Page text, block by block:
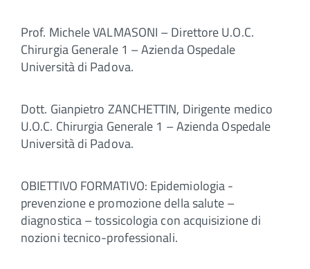
Prof. Michele VALMASONI – Direttore U.O.C.
Chirurgia Generale 1 – Azienda Ospedale
Università di Padova.
Dott. Gianpietro ZANCHETTIN, Dirigente medico
U.O.C. Chirurgia Generale 1 – Azienda Ospedale
Università di Padova.
OBIETTIVO FORMATIVO: Epidemiologia -
prevenzione e promozione della salute –
diagnostica – tossicologia con acquisizione di
nozioni tecnico-professionali.